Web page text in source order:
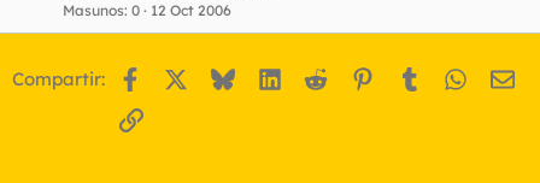
Masunos 0 12 Oct 2006
Compartir: Facebook BlueskyLinkedIn
Reddit Pinterest
Tumblr
Enlace